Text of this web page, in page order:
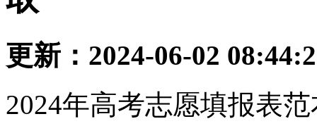
更新：2024-06-02
2024年高考志愿填报表